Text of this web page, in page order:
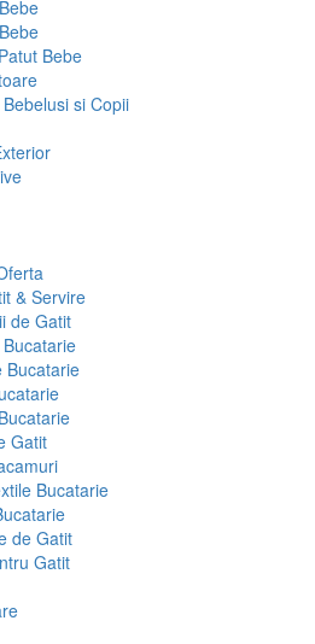
Bebe
si Copii
& Servire
de Gatit
Bucatarie
Gatit
Bucatarie
de Gatit
Gatit